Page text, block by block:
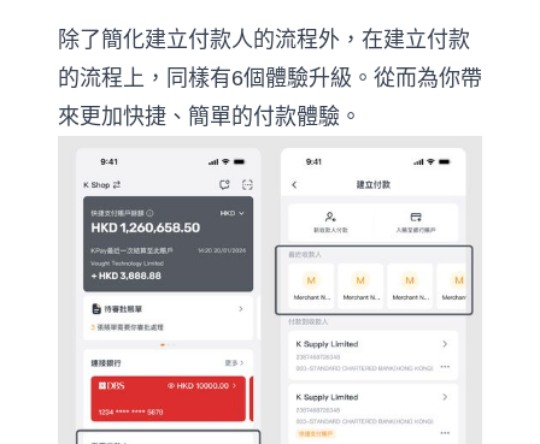
除了簡化建立付款人的流程外，在建立付款
的流程上，同樣有6個體驗升級。從而為你帶
來更加快捷、簡單的付款體驗。